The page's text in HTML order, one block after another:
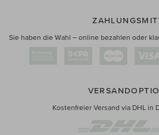
Sie haben die Wahl – online bezahlen oder
Kostenfreier Versand via DHL in